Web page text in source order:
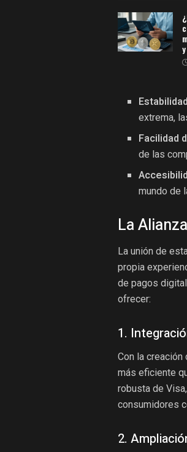
extrema,
Facilidad
de las
mundo de
La
La unión de
propia
de pagos
ofrecer:
1.
Con la
más eficiente
robusta de
consumidores
2.